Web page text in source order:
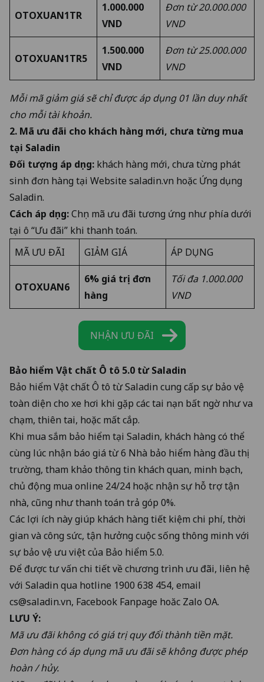
OTOXUAN1TR
1.000.000
VND
Đơn từ 20.000.000
VND
OTOXUAN1TR5
1.500.000
VND
Đơn từ 25.000.000
VND
Mỗi mã giảm giá sẽ chỉ được áp dụng 01 lần duy nhất
cho mỗi tài khoản.
2. Mã ưu đãi cho khách hàng mới, chưa từng mua
tại Saladin
Đối tượng áp dụng: khách hàng mới, chưa từng phát
sinh đơn hàng tại Website saladin.vn hoặc Ứng dụng
Saladin.
Cách áp dụng:Chọn mã ưu đãi tương ứng như phía dưới
tại ô “Ưu đãi” khi thanh toán.
MÃ ƯU ĐÃI
GIẢM GIÁ ÁP DỤNG
OTOXUAN6
6% giá trị đơn
hàng
Tối đa 1.000.000
VND
NHẬN ƯU ĐÃI
Bảo hiểm Vật chất Ô tô 5.0 từ Saladin
Bảo hiểm Vật chất Ô tô từ Saladin cung cấp sự bảo vệ
toàn diện cho xe hơi khi gặp các tai nạn bất ngờ như va
chạm, thiên tai, hoặc mất cắp.
Khi mua sắm bảo hiểm tại Saladin, khách hàng có thể
cùng lúc nhận báo giá từ 6 Nhà bảo hiểm hàng đầu thị
trường, tham khảo thông tin khách quan, minh bạch,
chủ động mua online 24/24 hoặc nhận sự hỗ trợ tận
nhà, cũng như thanh toán trả góp 0%.
Các lợi ích này giúp khách hàng tiết kiệm chi phí, thời
gian và công sức, tận hưởng cuộc sống thông minh với
sự bảo vệ ưu việt của Bảo hiểm 5.0.
Để được tư vấn chi tiết về chương trình ưu đãi, liên hệ
với Saladin qua hotline 1900 638 454, email
cs@saladin.vn, Facebook Fanpage hoăc Zalo OA.
LƯU Ý:
Mã ưu đãi không có giá trị quy đổi thành tiền mặt.
Đơn hàng có áp dụng mã ưu đãi sẽ không được phép
hoàn / hủy.